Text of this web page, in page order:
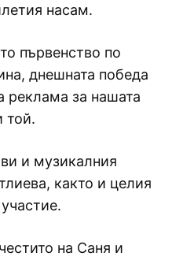
насам.
първенство по
днешната победа
реклама за нашата
той.
и музикалния
както и целия
на Саня и